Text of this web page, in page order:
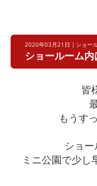
2020年03月21日 | ショー
ショールーム内
皆
もうす
ショ
ミニ公園で少し